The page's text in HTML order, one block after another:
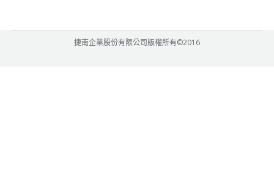
捷南企業股份有限公司版權所有©2016